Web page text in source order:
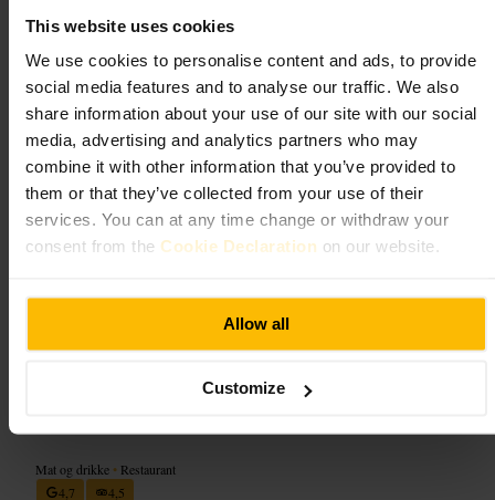
This website uses cookies
We use cookies to personalise content and ads, to provide
social media features and to analyse our traffic. We also
share information about your use of our site with our social
media, advertising and analytics partners who may
combine it with other information that you’ve provided to
them or that they’ve collected from your use of their
services. You can at any time change or withdraw your
consent from the Cookie Declaration on our website.
Allow all
Customize
Hva du kan forvente
Du kan forvente en rolig, voksen atmosfære og oppmerksom service.
Menyen og drikkeutvalget er tilpasset folk som ser etter en litt finere
spiseopplevelse uten formell stivhet. Lokalet egner seg for samtaler og
lengre måltider.
Planlegg ditt besøk
Bestill bord på forhånd hvis du skal på kvelden eller i helgen. Velg
når du reserverer så personalet kan hjelpe med praktiske detaljer.
https://www.lapalombe.co.uk/
267 Kensington High St, London W8 6NA, UK
Mat og drikke • Restaurant
4,7
4,5